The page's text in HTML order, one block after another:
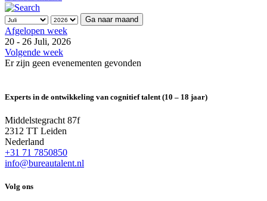
Ga naar maand
Afgelopen week
20 - 26 Juli, 2026
Volgende week
Er zijn geen evenementen gevonden
Experts in de ontwikkeling van cognitief talent (10 – 18 jaar)
Middelstegracht 87f
2312 TT Leiden
Nederland
+31 71 7850850
info@bureautalent.nl
Volg ons